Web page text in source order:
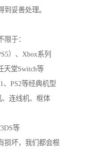
妥善处理。
于：
）、Xbox系列
天堂Switch等
、PS2等经典机型
连线机、框体
等
损坏，我们都会根